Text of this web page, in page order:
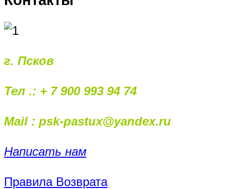
г. Псков
Тел .: + 7 900 993 94 74
Mail : psk-pastux@yandex.ru
Написать нам
Правила Возврата